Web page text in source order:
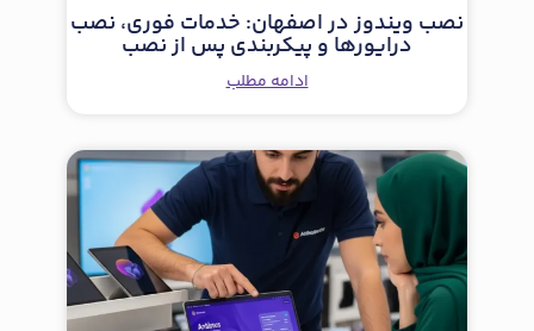
نصب ویندوز در اصفهان: خدمات فوری، نصب
درایورها و پیکربندی پس از نصب
ادامه مطلب